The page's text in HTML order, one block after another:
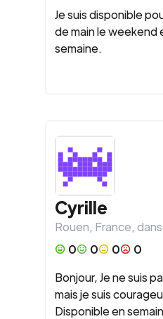
Je suis disponible
de main le weekend
semaine.
Cyrille
Rouen, France,
0
0 0
0
Bonjour, Je ne suis
mais je suis
Disponible en